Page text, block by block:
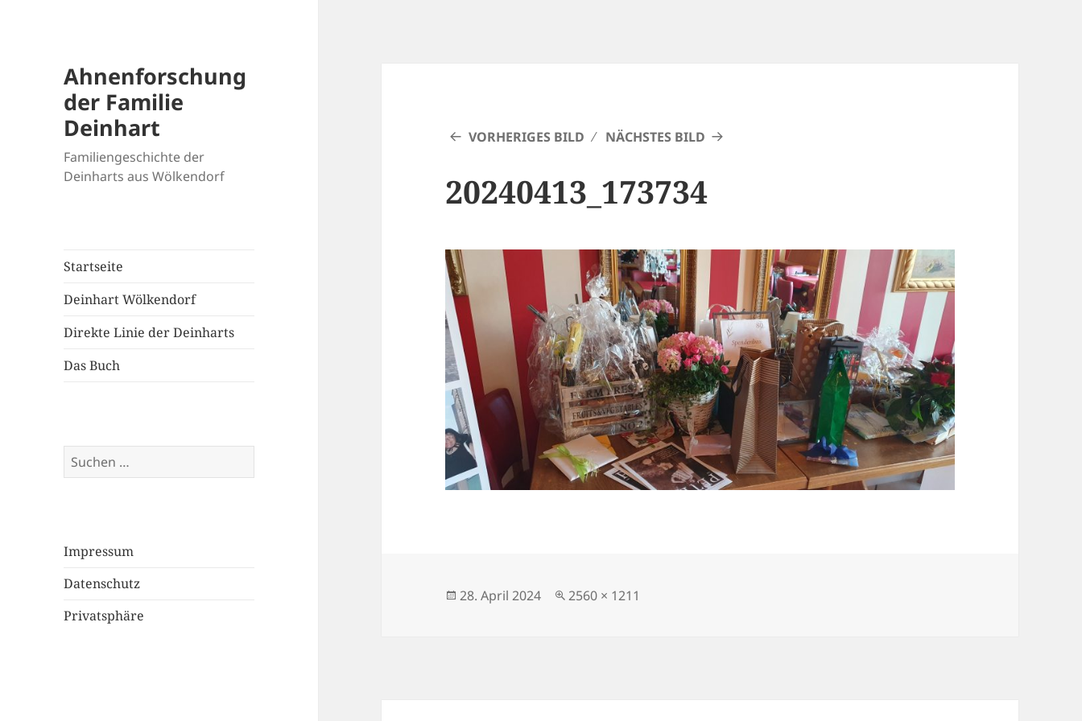
Ahnenforschung
der Familie
Deinhart
Familiengeschichte der
Deinharts aus Wölkendorf
Startseite
Deinhart Wölkendorf
Direkte Linie der Deinharts
Das Buch
Suchen
nach:
Impressum
Datenschutz
Privatsphäre
VORHERIGES BILD NÄCHSTES BILD
20240413_173734
Veröffentlicht
28. April 2024
Volle
2560 × 1211